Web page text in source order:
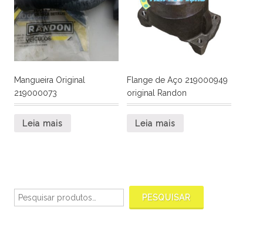
Mangueira Original
219000073
Leia mais
Flange de Aço 219000949
original Randon
Leia mais
por:
PESQUISAR